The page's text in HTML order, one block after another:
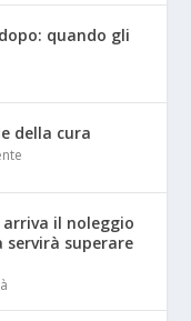
quando gli
della cura
arriva il noleggio
superare